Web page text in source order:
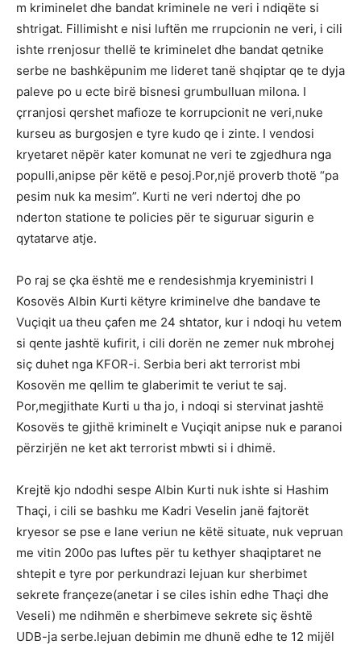
m kriminelet dhe bandat kriminele ne veri i ndiqëte si
shtrigat. Fillimisht e nisi luftën me rrupcionin ne veri, i cili
ishte rrenjosur thellë te kriminelet dhe bandat qetnike
serbe ne bashkëpunim me lideret tanë shqiptar qe te dyja
paleve po u ecte birë bisnesi grumbulluan milona. I
çrranjosi qershet mafioze te korrupcionit ne veri,nuke
kurseu as burgosjen e tyre kudo qe i zinte. I vendosi
kryetaret nëpër kater komunat ne veri te zgjedhura nga
populli,anipse për këtë e pesoj.Por,një proverb thotë “pa
pesim nuk ka mesim”. Kurti ne veri ndertoj dhe po
nderton statione te policies për te siguruar sigurin e
qytatarve atje.
Po raj se çka është me e rendesishmja kryeministri I
Kosovës Albin Kurti këtyre kriminelve dhe bandave te
Vuçiqit ua theu çafen me 24 shtator, kur i ndoqi hu vetem
si qente jashtë kufirit, i cili dorën ne zemer nuk mbrohej
siç duhet nga KFOR-i. Serbia beri akt terrorist mbi
Kosovën me qellim te glaberimit te veriut te saj.
Por,megjithate Kurti u tha jo, i ndoqi si stervinat jashtë
Kosovës te gjithë kriminelt e Vuçiqit anipse nuk e paranoi
përzirjën ne ket akt terrorist mbwti si i dhimë.
Krejtë kjo ndodhi sespe Albin Kurti nuk ishte si Hashim
Thaçi, i cili se bashku me Kadri Veselin janë fajtorët
kryesor se pse e lane veriun ne këtë situate, nuk vepruan
me vitin 200o pas luftes për tu kethyer shaqiptaret ne
shtepit e tyre por perkundrazi lejuan kur sherbimet
sekrete françeze(anetar i se ciles ishin edhe Thaçi dhe
Veseli) me ndihmën e sherbimeve sekrete siç është
UDB-ja serbe.lejuan debimin me dhunë edhe te 12 mijël